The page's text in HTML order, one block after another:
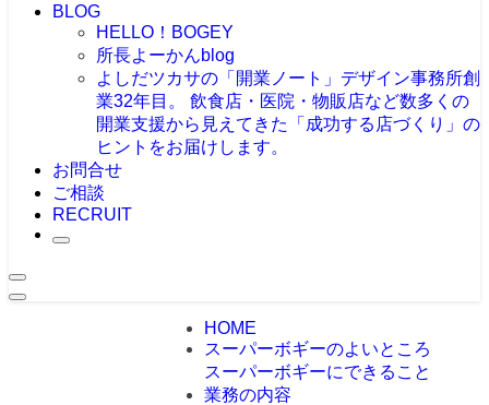
BLOG
HELLO！BOGEY
所長よーかんblog
よしだツカサの「開業ノート」 デザイン事務所創
業32年目。 飲食店・医院・物販店など数多くの
開業支援から見えてきた「成功する店づくり」の
ヒントをお届けします。
お問合せ
ご相談
RECRUIT
HOME
スーパーボギーのよいところ
スーパーボギーにできること
業務の内容